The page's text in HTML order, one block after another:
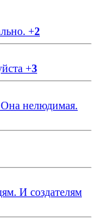
+2
+3
нелюдимая.
И создателям